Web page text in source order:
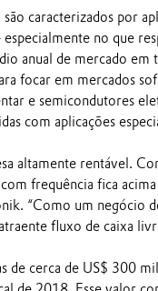
caracterizados por
no que
anual de mercado
focar em mercados
e semicondutores
com aplicações
altamente rentável.
frequência fica
“Como um negócio
fluxo de caixa
de cerca de US$ 300